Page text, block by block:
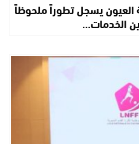
يسجل تطوراً ملحوظاً
الخدمات…